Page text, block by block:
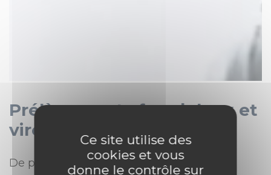
Prélèvements frauduleux et
virements non-autorisés
De plus en plus de procédures sont
Ce site utilise des
cookies et vous
donne le contrôle sur